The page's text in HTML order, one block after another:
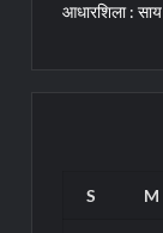
आधारशिला : साय
S M